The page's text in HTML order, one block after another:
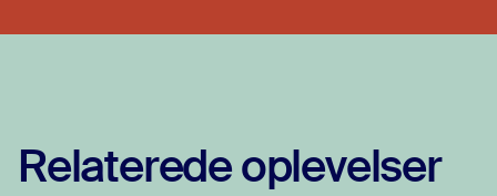
Relaterede oplevelser